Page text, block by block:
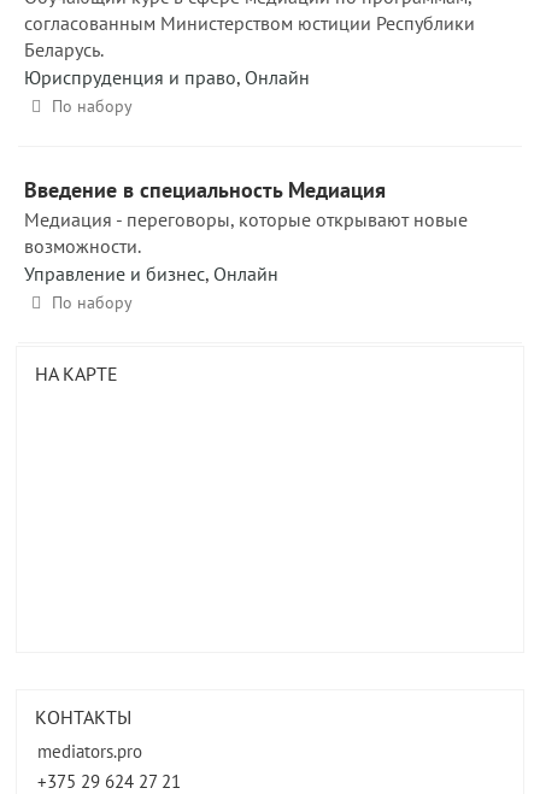
согласованным Министерством юстиции Республики
Беларусь.
Юриспруденция и право, Онлайн
По набору
Введение в специальность Медиация
Медиация - переговоры, которые открывают новые
возможности.
Управление и бизнес, Онлайн
По набору
НА КАРТЕ
КОНТАКТЫ
mediators.pro
+375 29 624 27 21